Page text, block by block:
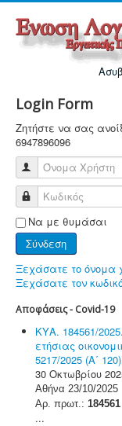
Login Form
Ζητήστε να σας
6947896096
Όνομα Χρήστη
Κωδικός
Να με θυμάσαι
Σύνδεση
Ξεχάσατε το όνομα
Ξεχάσατε τον
Αποφάσεις - Covid-19
ΚΥΑ. 184561/
ετήσιας
5217/2025 (Α΄
30 Οκτωβρίου
Αθήνα 23/10/2025
Αρ. πρωτ.: 184561
...